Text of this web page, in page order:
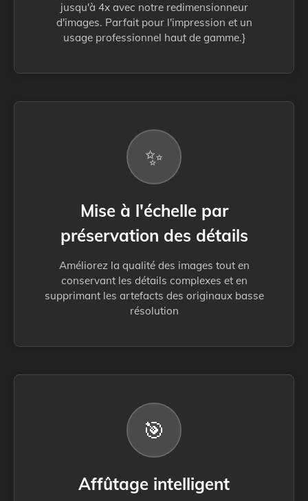
jusqu'à 4x avec notre redimensionneur
d'images. Parfait pour l'impression et un
usage professionnel haut de gamme.}
✨
Mise à l'échelle par
préservation des détails
Améliorez la qualité des images tout en
conservant les détails complexes et en
supprimant les artefacts des originaux basse
résolution
🎯
Affûtage intelligent